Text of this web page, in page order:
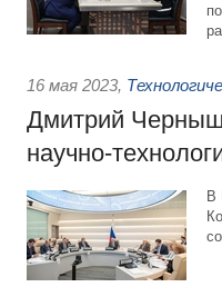
16 мая 2023,
Дмитрий
научно-
В